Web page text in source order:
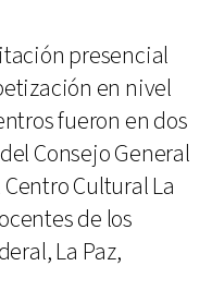
presencial
en nivel
fueron en dos
Consejo General
Cultural La
de los
La Paz,